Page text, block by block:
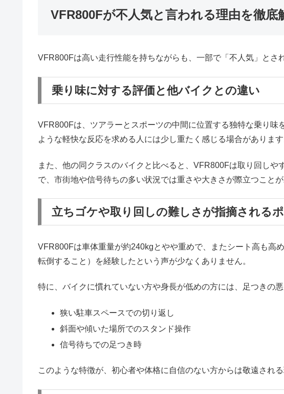
VFR800Fが不人気と言われる理由を徹底
VFR800Fは高い走行性能を持ちながらも、一部で「不人気」とさ
乗り味に対する評価と他バイクとの違い
VFR800Fは、ツアラーとスポーツの中間に位置する独特な乗り
ような軽快な反応を求める人には少し重たく感じる場合がありま
また、他の同クラスのバイクと比べると、VFR800Fは取り回し
で、市街地や信号待ちの多い状況では重さや大きさが際立つこと
立ちゴケや取り回しの難しさが指摘される
VFR800Fは車体重量が約240kgとやや重めで、またシート高も高
転倒すること）を経験したという声が少なくありません。
特に、バイクに慣れていない方や身長が低めの方には、足つきの
狭い駐車スペースでの切り返し
斜面や傾いた場所でのスタンド操作
信号待ちでの足つき時
このような特徴が、初心者や体格に自信のない方からは敬遠される